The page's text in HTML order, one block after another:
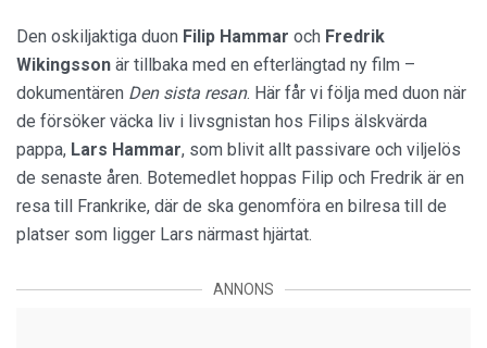
Den oskiljaktiga duon Filip Hammar och Fredrik
Wikingsson är tillbaka med en efterlängtad ny film –
dokumentären Den sista resan. Här får vi följa med duon när
de försöker väcka liv i livsgnistan hos Filips älskvärda
pappa, Lars Hammar, som blivit allt passivare och viljelös
de senaste åren. Botemedlet hoppas Filip och Fredrik är en
resa till Frankrike, där de ska genomföra en bilresa till de
platser som ligger Lars närmast hjärtat.
ANNONS